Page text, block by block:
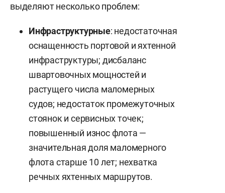
выделяют несколько проблем:
Инфраструктурные: недостаточная
оснащенность портовой и яхтенной
инфраструктуры; дисбаланс
швартовочных мощностей и
растущего числа маломерных
судов; недостаток промежуточных
стоянок и сервисных точек;
повышенный износ флота —
значительная доля маломерного
флота старше 10 лет; нехватка
речных яхтенных маршрутов.